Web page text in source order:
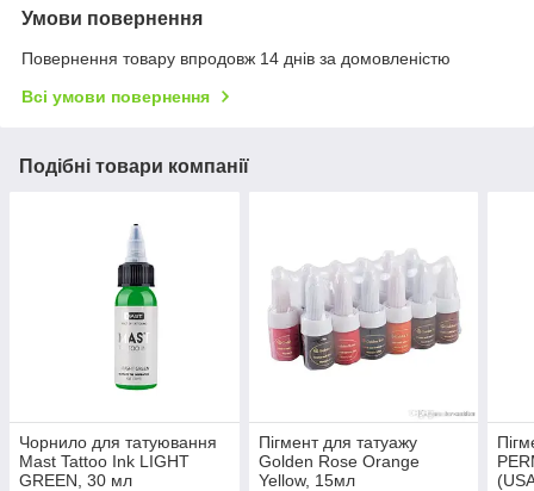
Умови повернення
Повернення товару впродовж 14 днів за домовленістю
Всі умови повернення
Подібні товари компанії
Чорнило для татуювання
Mast Tattoo Ink LIGHT
GREEN, 30 мл
Пігмент для татуажу
Golden Rose Orange
Yellow, 15мл